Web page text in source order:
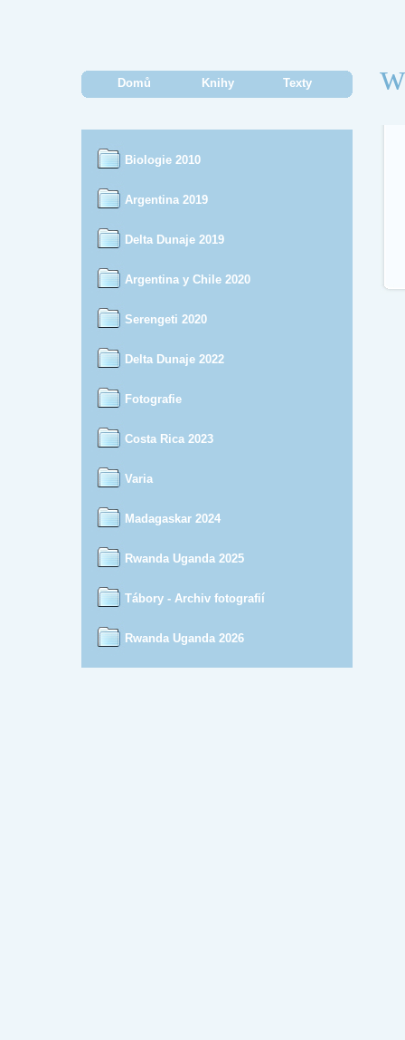
Domů Knihy Texty
Biologie 2010
Argentina 2019
Delta Dunaje 2019
Argentina y Chile 2020
Serengeti 2020
Delta Dunaje 2022
Fotografie
Costa Rica 2023
Varia
Madagaskar 2024
Rwanda Uganda 2025
Tábory - Archiv fotografií
Rwanda Uganda 2026